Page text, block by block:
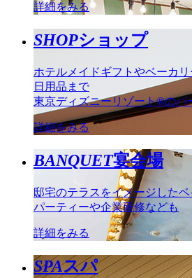
詳細をみる
SHOPショップ
ホテルメイドギフトやベーカリ
日用品まで
東京ディズニーリゾート®のパ
詳細をみる
BANQUET宴会場
邸宅のテラスをイメージした
パーティーや企業研修なども
詳細をみる
SPAスパ